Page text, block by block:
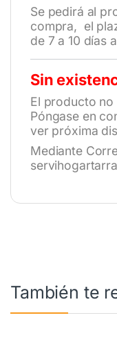
Se pedirá al
compra, el
de 7 a 10 días
Sin
El producto no
Póngase en
ver próxima
Mediante
También te